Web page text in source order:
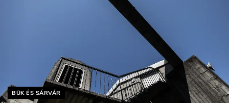
Helyszín címkék:
BÜK ÉS SÁRVÁR